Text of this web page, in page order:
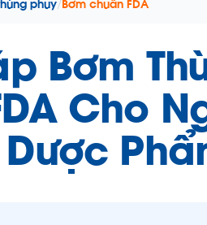
phuy/Bơm chuẩn FDA
Bơm
Cho